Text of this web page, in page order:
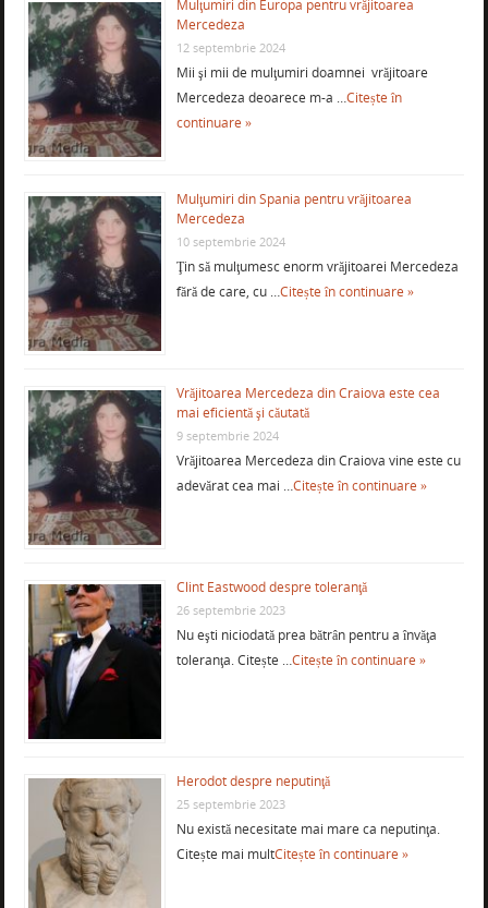
Mulţumiri din Europa pentru vrăjitoarea
Mercedeza
12 septembrie 2024
Mii şi mii de mulţumiri doamnei vrăjitoare
Mercedeza deoarece m-a …Citește în
continuare »
Mulţumiri din Spania pentru vrăjitoarea
Mercedeza
10 septembrie 2024
Ţin să mulţumesc enorm vrăjitoarei Mercedeza
fără de care, cu …Citește în continuare »
Vrăjitoarea Mercedeza din Craiova este cea
mai eficientă şi căutată
9 septembrie 2024
Vrăjitoarea Mercedeza din Craiova vine este cu
adevărat cea mai …Citește în continuare »
Clint Eastwood despre toleranţă
26 septembrie 2023
Nu eşti niciodată prea bătrân pentru a învăţa
toleranţa. Citește …Citește în continuare »
Herodot despre neputinţă
25 septembrie 2023
Nu există necesitate mai mare ca neputinţa.
Citește mai multCitește în continuare »